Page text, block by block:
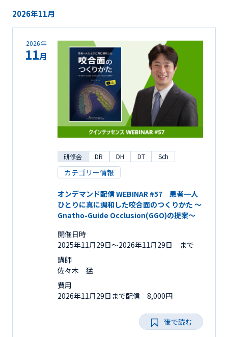
2026年11月
2026年
11月
研修会 DR DH DT Sch
カテゴリー情報
オンデマンド配信 WEBINAR #57 患者一人
ひとりに真に調和した咬合面のつくりかた ～
Gnatho-Guide Occlusion(GGO)の提案～
開催日時
2025年11月29日〜2026年11月29日 まで
講師
佐々木 猛
費用
2026年11月29日まで配信 8,000円
後で読む